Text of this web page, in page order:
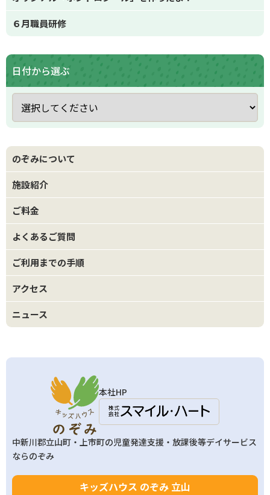
６月職員研修
日付から選ぶ
のぞみについて
施設紹介
ご料金
よくあるご質問
ご利用までの手順
アクセス
ニュース
本社HP
中新川郡立山町・上市町の児童発達支援・放課後等デイサービス
ならのぞみ
キッズハウス のぞみ 立山